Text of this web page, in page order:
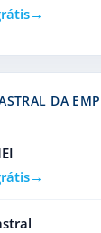
DA